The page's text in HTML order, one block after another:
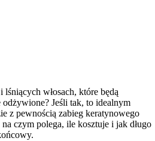
włosach, które będą
Jeśli tak, to idealnym
z pewnością zabieg keratynowego
czym polega, ile kosztuje i jak długo